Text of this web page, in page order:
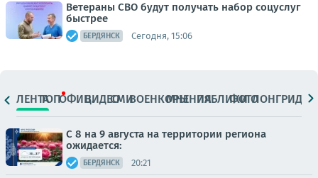
Ветераны СВО будут получать набор соцуслуг
быстрее
БЕРДЯНСК Сегодня, 15:06
ЛЕНТАТОПОФИЦ.ВИДЕОСМИВОЕНКОРЫМНЕНИЯПАБЛИКИ
ФОТОЛОНГРИДЫ
С 8 на 9 августа на территории региона
ожидается:
БЕРДЯНСК 20:21